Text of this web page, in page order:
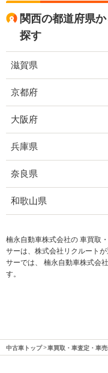
関西の都道府県
探す
滋賀県
京都府
大阪府
兵庫県
奈良県
和歌山県
楠永自動車株式会社の 車買取
サーは、株式会社リクルート
サーでは、 楠永自動車株式会
す。
中古車トップ 車買取・車査定・車